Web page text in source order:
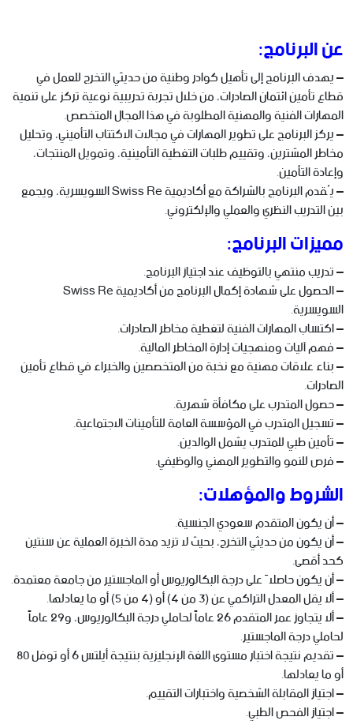
عن البرنامج:
– يهدف البرنامج إلى تأهيل كوادر وطنية من حديثي التخرج للعمل في
قطاع تأمين ائتمان الصادرات، من خلال تجربة تدريبية نوعية تركز على تنمية
المهارات الفنية والمهنية المطلوبة في هذا المجال المتخصص.
– يركز البرنامج على تطوير المهارات في مجالات الاكتتاب التأميني، وتحليل
مخاطر المشترين، وتقييم طلبات التغطية التأمينية، وتمويل المنتجات،
وإعادة التأمين.
– يُقدم البرنامج بالشراكة مع أكاديمية Swiss Re السويسرية، ويجمع
بين التدريب النظري والعملي والإلكتروني.
مميزات البرنامج:
– تدريب منتهي بالتوظيف عند اجتياز البرنامج.
– الحصول على شهادة إكمال البرنامج من أكاديمية Swiss Re
السويسرية.
– اكتساب المهارات الفنية لتغطية مخاطر الصادرات.
– فهم آليات ومنهجيات إدارة المخاطر المالية.
– بناء علاقات مهنية مع نخبة من المتخصصين والخبراء في قطاع تأمين
الصادرات.
– حصول المتدرب على مكافأة شهرية.
– تسجيل المتدرب في المؤسسة العامة للتأمينات الاجتماعية.
– تأمين طبي للمتدرب يشمل الوالدين.
– فرص للنمو والتطوير المهني والوظيفي.
الشروط والمؤهلات:
– أن يكون المتقدم سعودي الجنسية.
– أن يكون من حديثي التخرج، بحيث لا تزيد مدة الخبرة العملية عن سنتين
كحد أقصى.
– أن يكون حاصلاً على درجة البكالوريوس أو الماجستير من جامعة معتمدة.
– ألا يقل المعدل التراكمي عن (3 من 4) أو (4 من 5) أو ما يعادلها.
– ألا يتجاوز عمر المتقدم 26 عاماً لحاملي درجة البكالوريوس، و29 عاماً
لحاملي درجة الماجستير.
– تقديم نتيجة اختبار مستوى اللغة الإنجليزية بنتيجة أيلتس 6 أو توفل 80
أو ما يعادلها.
– اجتياز المقابلة الشخصية واختبارات التقييم.
– اجتياز الفحص الطبي.